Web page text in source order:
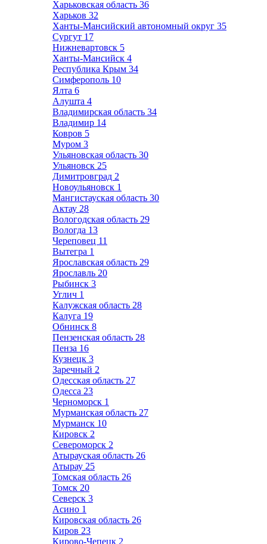
Харьковская область 36
Харьков 32
Ханты-Мансийский автономный округ 35
Сургут 17
Нижневартовск 5
Ханты-Мансийск 4
Республика Крым 34
Симферополь 10
Ялта 6
Алушта 4
Владимирская область 34
Владимир 14
Ковров 5
Муром 3
Ульяновская область 30
Ульяновск 25
Димитровград 2
Новоульяновск 1
Мангистауская область 30
Актау 28
Вологодская область 29
Вологда 13
Череповец 11
Вытегра 1
Ярославская область 29
Ярославль 20
Рыбинск 3
Углич 1
Калужская область 28
Калуга 19
Обнинск 8
Пензенская область 28
Пенза 16
Кузнецк 3
Заречный 2
Одесская область 27
Одесса 23
Черноморск 1
Мурманская область 27
Мурманск 10
Кировск 2
Североморск 2
Атырауская область 26
Атырау 25
Томская область 26
Томск 20
Северск 3
Асино 1
Кировская область 26
Киров 23
Кирово-Чепецк 2